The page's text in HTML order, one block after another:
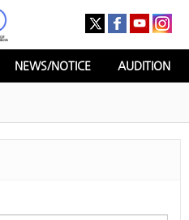
NEWS/NOTICE AUDITION